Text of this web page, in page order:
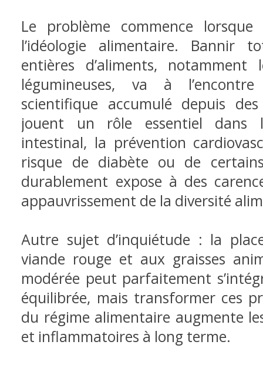
Le problème commence
l’idéologie alimentaire. Bannir
entières d’aliments,
légumineuses, va à
scientifique accumulé depuis
jouent un rôle essentiel dans
intestinal, la prévention
risque de diabète ou de
durablement expose à des
appauvrissement de la diversité
Autre sujet d’inquiétude : la
viande rouge et aux graisses
modérée peut parfaitement
équilibrée, mais transformer ces
du régime alimentaire augmente
et inflammatoires à long terme.